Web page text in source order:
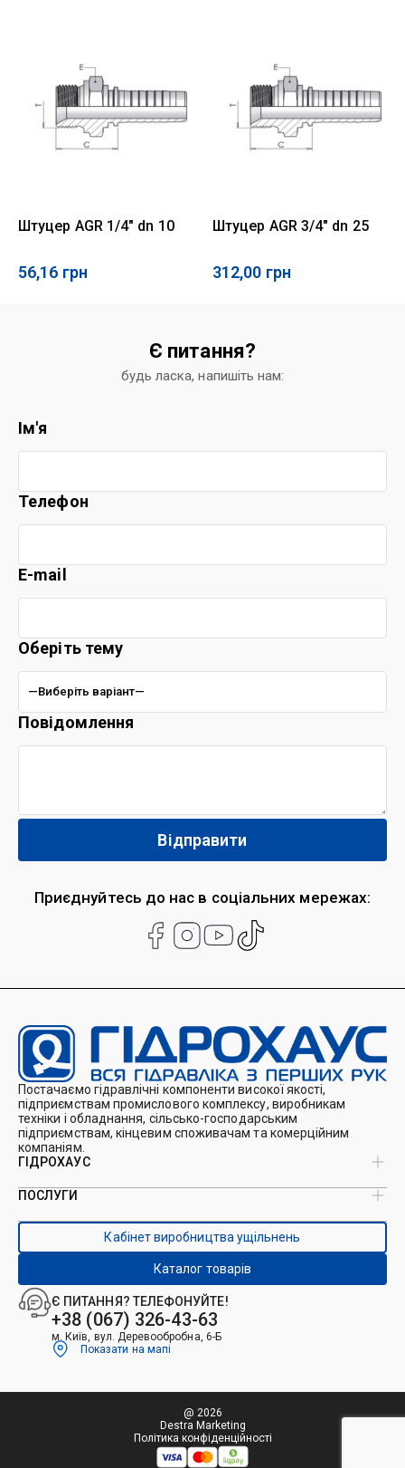
Штуцер AGR 1/4" dn 10
56,16 грн
Штуцер AGR 3/4" dn 25
312,00 грн
Є питання?
будь ласка, напишіть нам:
Приєднуйтесь до нас в соціальних мережах:
Ім'я
Телефон
E-mail
Оберіть тему
Повідомлення
Постачаємо гідравлічні компоненти високої якості,
підприємствам промислового комплексу, виробникам
техніки і обладнання, сільсько-господарським
підприємствам, кінцевим споживачам та комерційним
компаніям.
Є ПИТАННЯ? ТЕЛЕФОНУЙТЕ!
+38 (067) 326-43-63
м. Київ, вул. Деревообробна, 6-Б
Показати на мапі
ГІДРОХАУС
Про нас
Каталоги
Контакти
ПОСЛУГИ
Виробництво ущільнень
Виробництво гідроциліндрів
Ремонт гідроциліндрів
Ремонт і виготовлення РВТ
Ремонт техніки
Гідрофікація авто
Кабінет виробництва ущільнень
Каталог товарів
@ 2026
Destra Marketing
Політика конфіденційності